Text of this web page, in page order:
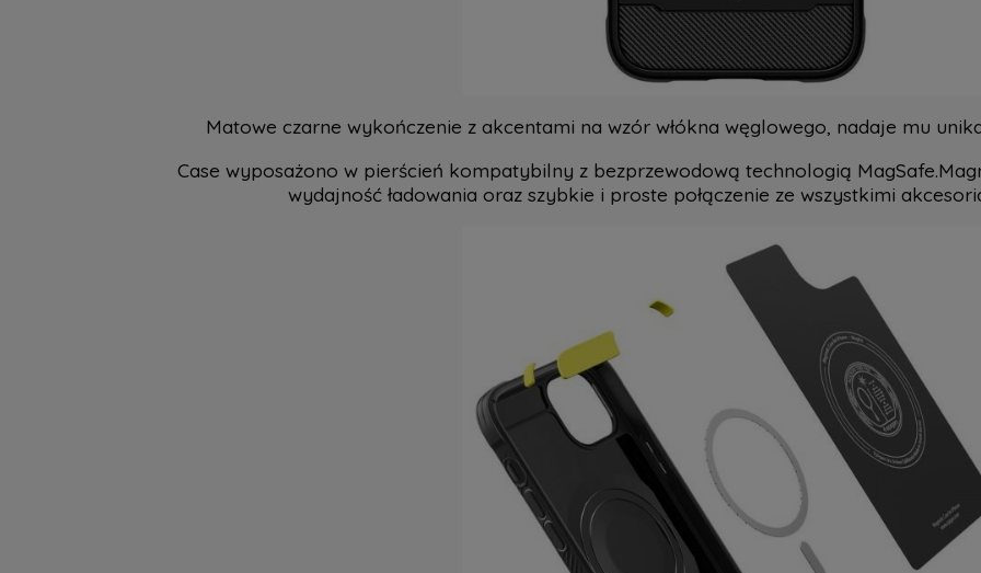
Matowe czarne wykończenie z akcentami na wzór włókna węglowego, nadaje mu
Case wyposażono w pierścień kompatybilny z bezprzewodową technologią
wydajność ładowania oraz szybkie i proste połączenie ze wszystkimi